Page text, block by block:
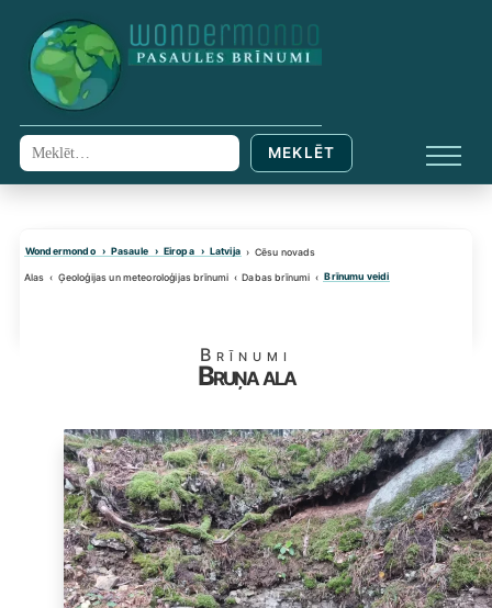
content
Meklēt: MEKLĒT
Wondermondo Pasaule Eiropa Latvija Cēsu novads
Alas Ģeoloģijas un meteoroloģijas brīnumi Dabas brīnumi Brīnumu veidi
Brīnumi
Bruņa ala